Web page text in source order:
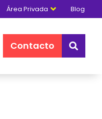

Área Privada Blog
Contacto 